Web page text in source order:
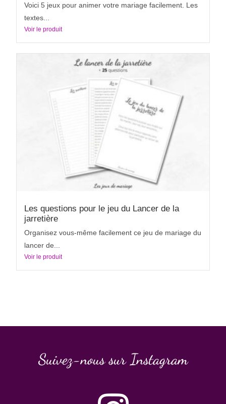
Voici 5 jeux pour animer votre mariage facilement. Les
textes...
Voir le produit
Les questions pour le jeu du Lancer de la
jarretière
Organisez vous-même facilement ce jeu de mariage du
lancer de...
Voir le produit
Suivez-nous sur Instagram